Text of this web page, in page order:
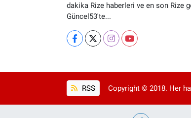
dakika Rize haberleri ve en son Rize
Güncel53'te...
RSS Copyright © 2018. Her